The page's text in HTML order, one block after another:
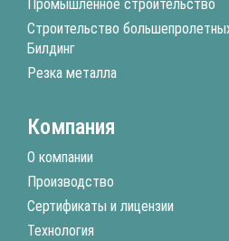
Промышленное строительство
Строительство
Билдинг
Резка металла
Компания
О компании
Производство
Сертификаты и лицензии
Технология